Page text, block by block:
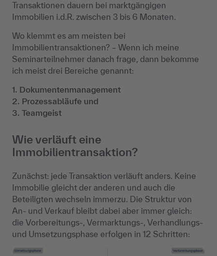
Transaktionen dauern bei marktgängigen
Immobilien i.d.R. zwischen 3 bis 6 Monaten.
Wo klemmt es am meisten bei
Immobilientransaktionen? – Wenn ich meine
Seminarteilnehmer danach frage, dann bekomme
ich meist drei Bereiche genannt:
1. Dokumentenmanagement
2. Prozessabläufe und
3. Teamgeist
Wie verläuft eine
Immobilientransaktion?
Zunächst: jede Transaktion verläuft anders. Keine
Immobilie gleicht der anderen und auch die
Beteiligten wechseln immerzu. Die Struktur von
An- und Verkauf bleibt dabei aber immer gleich:
die Vorbereitungs-, Vermarktungs-, Verhandlungs-
und Umsetzungsphase erfolgen in 12 Schritten: